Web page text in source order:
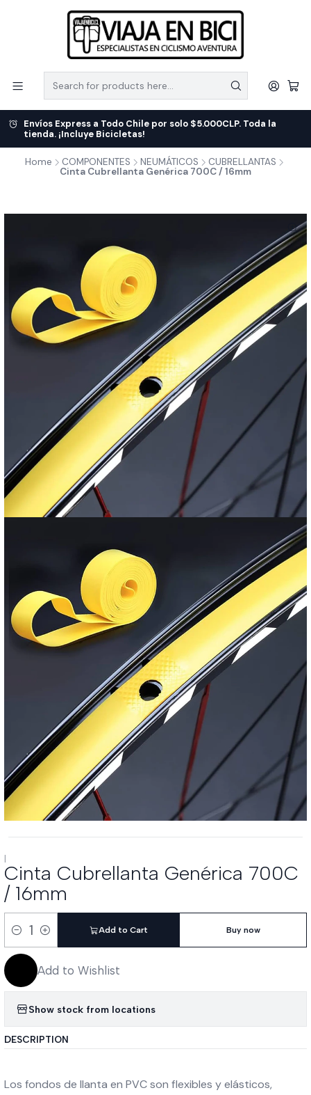
Envíos Express a Todo Chile por solo $5.000CLP. Toda la
tienda. ¡Incluye Bicicletas!
Home COMPONENTES NEUMÁTICOS
CUBRELLANTAS
Cinta Cubrellanta Genérica 700C / 16mm
|
Cinta Cubrellanta Genérica 700C
/ 16mm
Quantity
Add to Cart Buy now
Add to Wishlist
Show stock from locations
DESCRIPTION
Los fondos de llanta en PVC son flexibles y elásticos,